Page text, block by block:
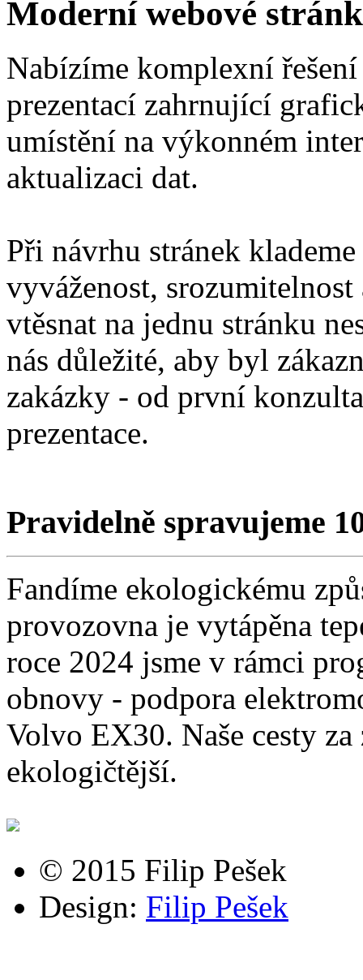
Moderní webové
Nabízíme komplexní
prezentací zahrnující
umístění na výkonném
aktualizaci dat.
Při návrhu stránek
vyváženost,
vtěsnat na jednu stránku
nás důležité, aby byl
zakázky - od první
prezentace.
Pravidelně spravujeme
Fandíme ekologickému
provozovna je vytápěna
roce 2024 jsme v rámci
obnovy - podpora
Volvo EX30. Naše cesty
ekologičtější.
© 2015 Filip Pešek
Design: Filip Pešek